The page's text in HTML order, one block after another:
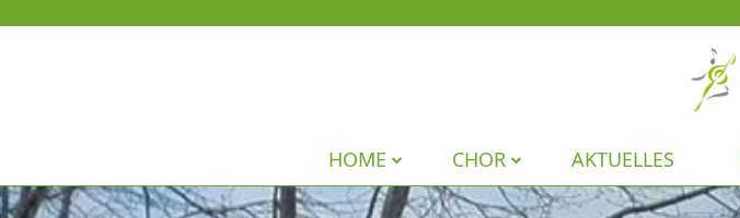
HOME CHOR AKTUELLES